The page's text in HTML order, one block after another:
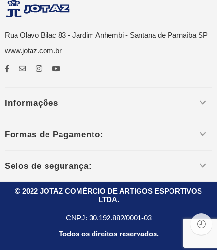
Rua Olavo Bilac 83 - Jardim Anhembi - Santana de Parnaíba SP
www.jotaz.com.br
Informações
Formas de Pagamento:
Selos de segurança:
© 2022 JOTAZ COMÉRCIO DE ARTIGOS ESPORTIVOS
LTDA.
CNPJ: 30.192.882/0001-03
Todos os direitos reservados.